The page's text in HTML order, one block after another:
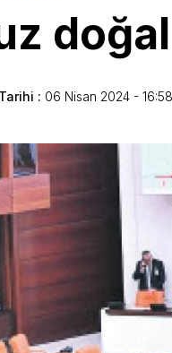
: 06 Nisan 2024 - 16:58